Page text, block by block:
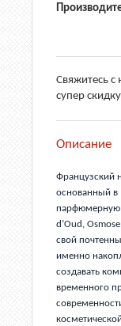
Свяжитесь с
супер
Описание
Французский
основанный в
парфюмерную
d’Oud,
свой
именно
создавать
временного